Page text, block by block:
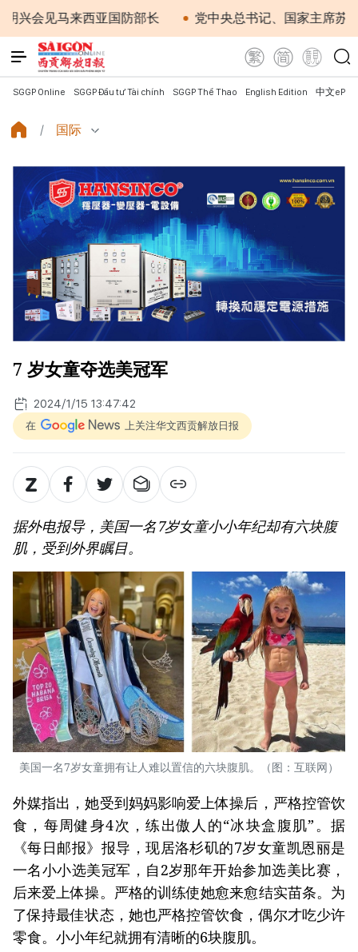
见马来西亚国防部长 党中央总书记、国家主席苏林：
SGGP Online SGGP Đầu tư Tài chính SGGP Thể Thao English Edition 中文
国际
7 岁女童夺选美冠军
2024/1/15 13:47:42
在 上关注华文西贡解放日报
据外电报导，美国一名7岁女童小小年纪却有六块腹
肌，受到外界瞩目。
美国一名7岁女童拥有让人难以置信的六块腹肌。（图：互联网）
外媒指出，她受到妈妈影响爱上体操后，严格控管饮
食，每周健身4次，练出傲人的“冰块盒腹肌”。据
《每日邮报》报导，现居洛杉矶的7岁女童凯恩丽是
一名小小选美冠军，自2岁那年开始参加选美比赛，
后来爱上体操。严格的训练使她愈来愈结实苗条。为
了保持最佳状态，她也严格控管饮食，偶尔才吃少许
零食。小小年纪就拥有清晰的6块腹肌。